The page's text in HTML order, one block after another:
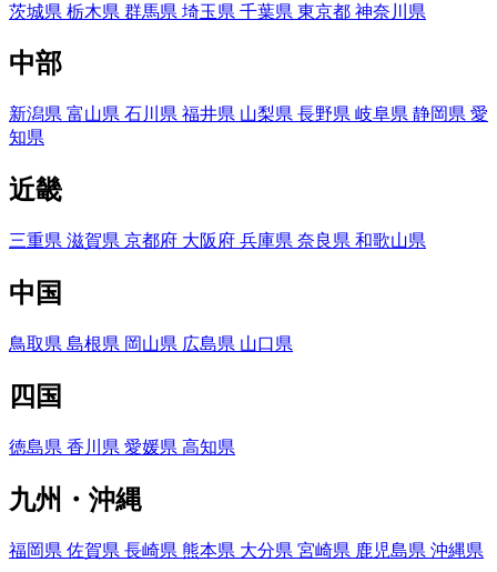
茨城県 栃木県 群馬県 埼玉県 千葉県 東京都 神奈川県
中部
新潟県 富山県 石川県 福井県 山梨県 長野県 岐阜県 静岡県 愛
知県
近畿
三重県 滋賀県 京都府 大阪府 兵庫県 奈良県 和歌山県
中国
鳥取県 島根県 岡山県 広島県 山口県
四国
徳島県 香川県 愛媛県 高知県
九州・沖縄
福岡県 佐賀県 長崎県 熊本県 大分県 宮崎県 鹿児島県 沖縄県